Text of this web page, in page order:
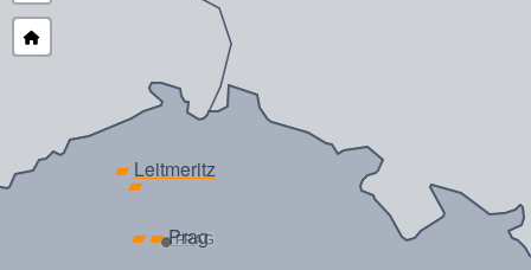
▰Prag
▰ Leitmeritz
▰
▰